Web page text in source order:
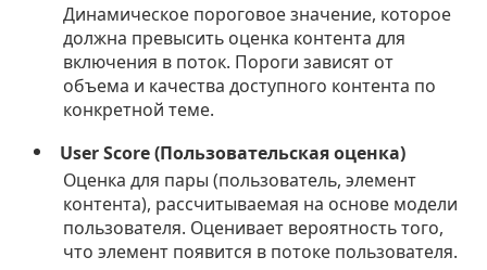
Динамическое пороговое значение, которое
должна превысить оценка контента для
включения в поток. Пороги зависят от
объема и качества доступного контента по
конкретной теме.
User Score (Пользовательская оценка)
Оценка для пары (пользователь, элемент
контента), рассчитываемая на основе модели
пользователя. Оценивает вероятность того,
что элемент появится в потоке пользователя.